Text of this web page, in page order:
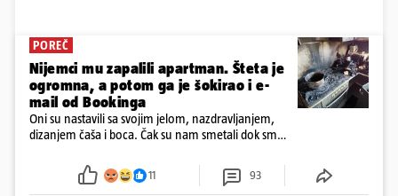
POREČ
Nijemci mu zapalili apartman. Šteta je
ogromna, a potom ga je šokirao i e-
mail od Bookinga
Oni su nastavili sa svojim jelom, nazdravljanjem,
dizanjem čaša i boca. Čak su nam smetali dok smo
požar, rekao je vlasnik
11 93